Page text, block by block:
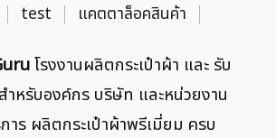
test แคตตาล็อคสินค้า
โรงงานผลิตกระเป๋าผ้า และ รับ
ำหรับองค์กร บริษัท และหน่วยงาน
าร ผลิตกระเป๋าผ้าพรีเมี่ยม ครบ